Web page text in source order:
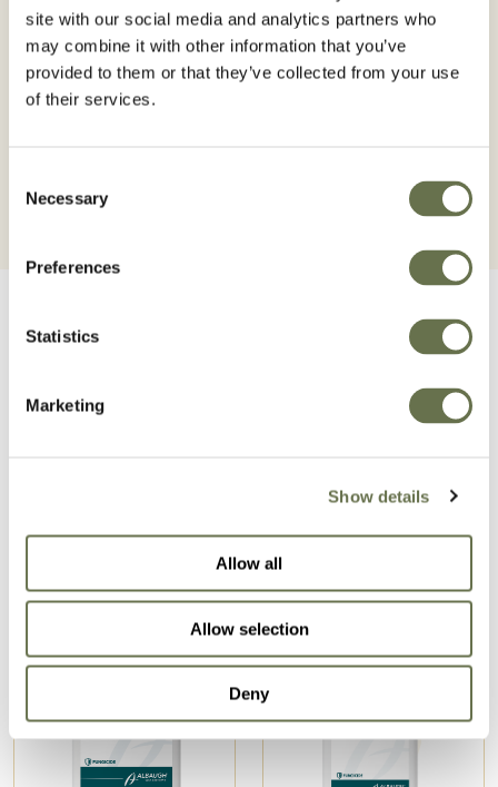
site with our social media and analytics partners who
may combine it with other information that you’ve
provided to them or that they’ve collected from your use
of their services.
Selection
Necessary
Preferences
Statistics
Marketing
Show details
Allow all
Allow selection
Deny
l’ascochytose pour les légumineuses.
Les applications en sillon offrent une
protection contre la rhizoctonie et le